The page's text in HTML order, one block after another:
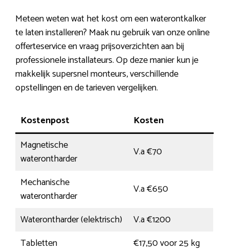
Meteen weten wat het kost om een waterontkalker
te laten installeren? Maak nu gebruik van onze online
offerteservice en vraag prijsoverzichten aan bij
professionele installateurs. Op deze manier kun je
makkelijk supersnel monteurs, verschillende
opstellingen en de tarieven vergelijken.
Kostenpost
Kosten
Magnetische
waterontharder
V.a €70
Mechanische
waterontharder
V.a €650
Waterontharder (elektrisch)
V.a €1200
Tabletten
€17,50 voor 25 kg